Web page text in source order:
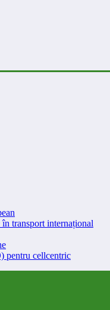
transport internațional
pentru cellcentric